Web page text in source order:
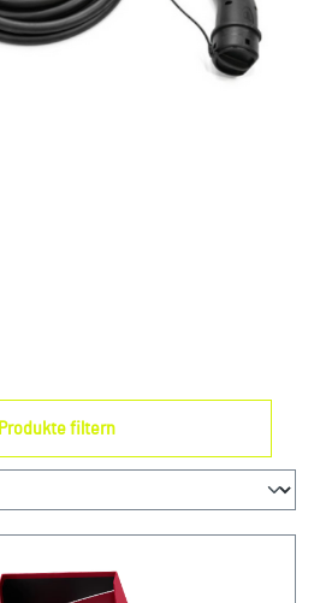
Produkte filtern